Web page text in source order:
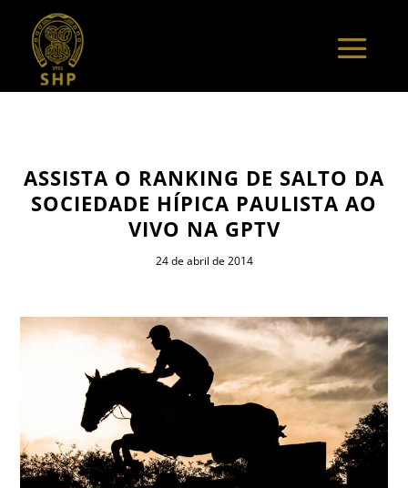
ASSISTA O RANKING DE SALTO DA
SOCIEDADE HÍPICA PAULISTA AO
VIVO NA GPTV
24 de abril de 2014